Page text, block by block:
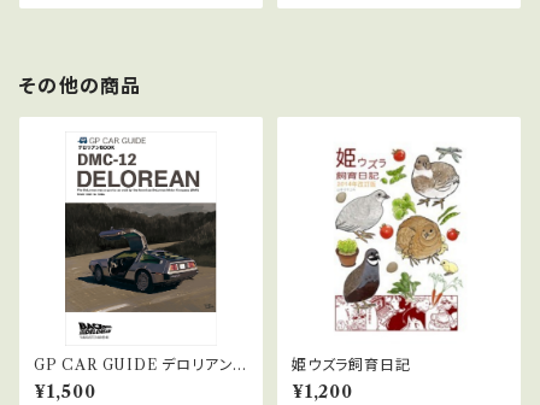
その他の商品
GP CAR GUIDE デロリアンB
OOK
¥1,500
姫ウズラ飼育日記
¥1,200